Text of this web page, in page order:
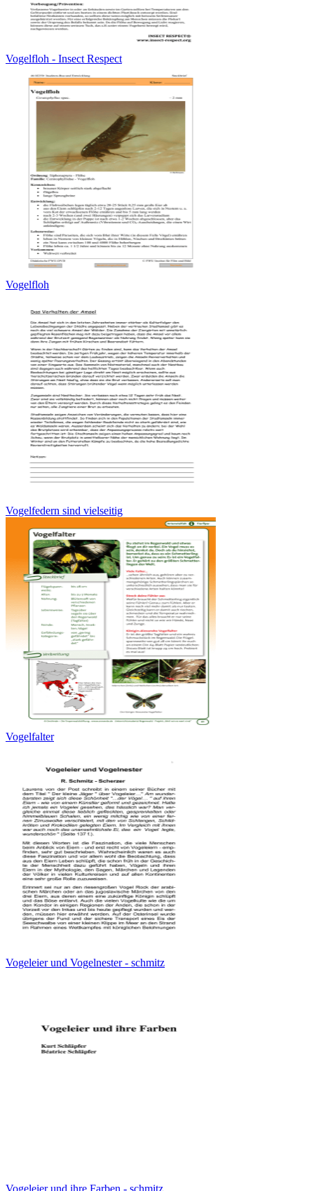
Vogelfloh - Insect Respect
Vogelfloh
Vogelfedern sind vielseitig
Vogelfalter
Vogeleier und Vogelnester - schmitz
Vogeleier und ihre Farben - schmitz